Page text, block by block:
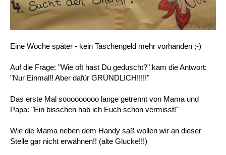
Eine Woche später - kein Taschengeld mehr vorhanden ;-)
Auf die Frage: "Wie oft hast Du geduscht?" kam die Antwort:
"Nur Einmal!! Aber dafür GRÜNDLICH!!!!!"
Das erste Mal sooooooooo lange getrennt von Mama und
Papa: "Ein bisschen hab ich Euch schon vermisst!"
Wie die Mama neben dem Handy saß wollen wir an dieser
Stelle gar nicht erwähnen!! (alte Glucke!!!)